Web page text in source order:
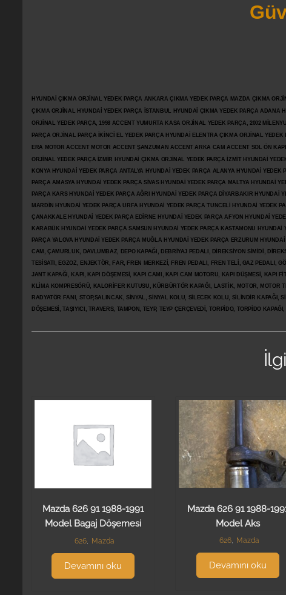
HYUNDAİ ÇIKMA ORJİNAL YEDEK PARÇA ANKARA ÇIKMA YEDEK PARÇA MAZDA ÇIKMA
ÇIKMA ORJİNAL HYUNDAİ YEDEK PARÇA İSTANBUL HYUNDAİ ÇIKMA YEDEK PARÇA
ORJİNAL YEDEK PARÇA, 1998 ACCENT YUMURTA KASA ORJİNAL YEDEK PARÇA, 2002
PARÇA ORJİNAL PARÇA İKİNCİ EL YEDEK PARÇA HYUNDAİ ELENTRA ÇIKMA ORJİNAL
ERA MOTOR ACCENT MOTOR ACCENT ŞANZUMAN ACCENT ARKA CAM ACCENT SOL ÖN
ORJİNAL YEDEK PARÇA İZMİR HYUNDAİ ÇIKMA ORJİNAL YEDEK PARÇA İZMİT HYUNDAİ
KONYA HYUNDAİ YEDEK PARÇA ANTALYA HYUNDAİ YEDEK PARÇA ALANYA HYUNDAİ
PARÇA AMASYA HYUNDAİ YEDEK PARÇA SİVAS HYUNDAİ YEDEK PARÇA MALTYA HYUNDAİ
PARÇA KARS HYUNDAİ YEDEK PARÇA AĞRI HYUNDAİ YEDEK PARÇA DİYARBAKIR HYUNDAİ
MARDİN HYUNDAİ YEDEK PARÇA URFA HYUNDAİ YEDEK PARÇA TUNCELİ HYUNDAİ YEDEK
ÇANAKKALE HYUNDAİ YEDEK PARÇA EDİRNE HYUNDAİ YEDEK PARÇA AFYON HYUNDAİ
KARABÜK HYUNDAİ YEDEK PARÇA SAMSUN HYUNDAİ YEDEK PARÇA KASTAMONU
PARÇA YALOVA HYUNDAİ YEDEK PARÇA MUĞLA HYUNDAİ YEDEK PARÇA ERZURUM
CAM, ÇAMURLUK, DAVLUMBAZ, DEPO KAPAĞI, DEBRİYAJ PEDALI, DİREKSİYON SİMİDİ,
TESİSATI, EGZOZ, ENJEKTÖR, FAR, FREN MERKEZİ, FREN PEDALI, FREN TELİ, GAZ PEDALI,
JANT KAPAĞI, KAPI, KAPI DÖŞEMESİ, KAPI CAMI, KAPI CAM MOTORU, KAPI DÜŞMESİ, KAPI
KLİMA KOMPRESÖRÜ, KALORİFER KUTUSU, KÜRBÜRTÖR KAPAĞI, LASTİK, MOTOR, MOTOR
RADYATÖR FANI, STOP,SALINCAK, SİNYAL, SİNYAL KOLU, SİLECEK KOLU, SİLİNDİR KAPAĞI,
DÖŞEMESİ, TAŞIYICI, TRAVERS, TAMPON, TEYP, TEYP ÇERÇEVEDİ, TORPİDO, TORPİDO
Mazda 626 91 1988-1991
Model Bagaj Döşemesi
626 Mazda
Devamını oku
Mazda 626 91 1988-
Model Aks
626, Mazda
Devamını oku